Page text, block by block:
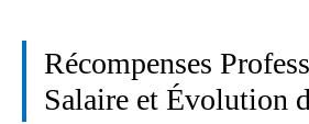
Récompenses
Salaire et Évolution